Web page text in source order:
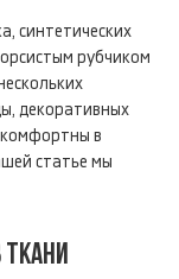
синтетических
рубчиком
декоративных
комфортны в
статье мы